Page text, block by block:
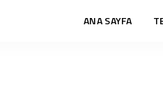
ANA SAYFA